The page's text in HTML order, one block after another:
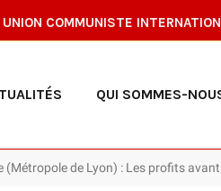
UNION COMMUNISTE
QUI SOMMES-
(Métropole de Lyon) : Les profits